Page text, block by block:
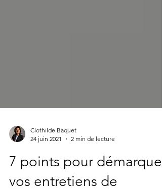
Clothilde Baquet
2 min de lecture